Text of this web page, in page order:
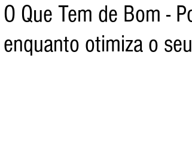
O Que Tem de Bom -
enquanto otimiza o